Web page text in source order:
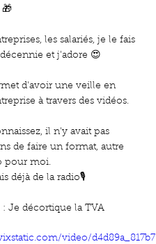
🎁
les salariés, je le fais
et j'adore 😍
d'avoir une veille en
à travers des vidéos.
il n'y avait pas
de faire un format, autre
pour moi.
déjà de la radio🎙
Je décortique la TVA
video/d4d89a_817b7